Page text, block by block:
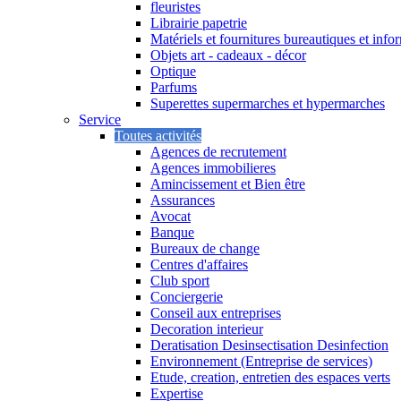
fleuristes
Librairie papetrie
Matériels et fournitures bureautiques et
Objets art - cadeaux - décor
Optique
Parfums
Superettes supermarches et hypermarches
Service
Toutes activités
Agences de recrutement
Agences immobilieres
Amincissement et Bien être
Assurances
Avocat
Banque
Bureaux de change
Centres d'affaires
Club sport
Conciergerie
Conseil aux entreprises
Decoration interieur
Deratisation Desinsectisation Desinfection
Environnement (Entreprise de services)
Etude, creation, entretien des espaces verts
Expertise